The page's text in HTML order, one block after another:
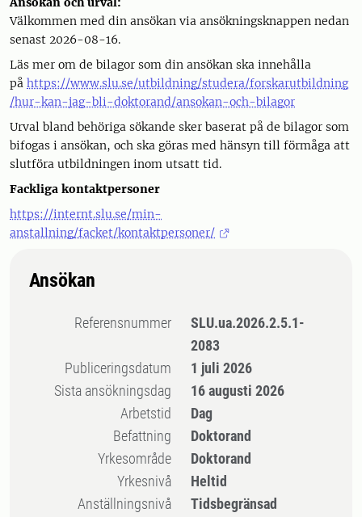
Välkommen med din ansökan via ansökningsknappen nedan
senast 2026-08-16.
Läs mer om de bilagor som din ansökan ska innehålla
på https://www.slu.se/utbildning/studera/forskarutbildning
/hur-kan-jag-bli-doktorand/ansokan-och-bilagor
Urval bland behöriga sökande sker baserat på de bilagor som
bifogas i ansökan, och ska göras med hänsyn till förmåga att
slutföra utbildningen inom utsatt tid.
Fackliga kontaktpersoner
https://internt.slu.se/min-
anstallning/facket/kontaktpersoner/
Ansökan
Referensnummer
SLU.ua.2026.2.5.1-
2083
Publiceringsdatum
1 juli 2026
Sista ansökningsdag
16 augusti 2026
Arbetstid
Dag
Befattning
Doktorand
Yrkesområde
Doktorand
Yrkesnivå
Heltid
Anställningsnivå
Tidsbegränsad